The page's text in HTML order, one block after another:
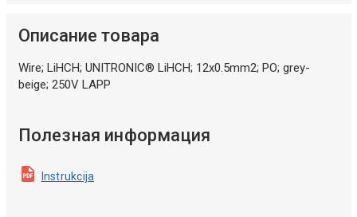
Описание товара
Wire; LiHCH; UNITRONIC® LiHCH; 12x0.5mm2; PO; grey-
beige; 250V LAPP
Полезная информация
Instrukcija